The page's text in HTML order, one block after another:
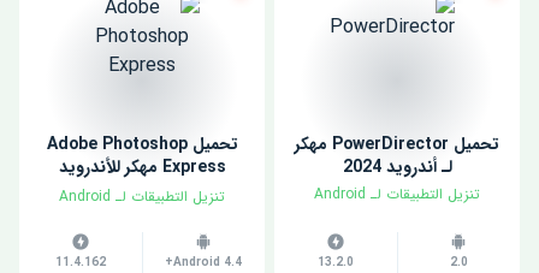
تحميل PowerDirector مهكر
لـ أندرويد 2024
​تنزيل التطبيقات لـ ​Android
2.0
13.2.0
تحميل Adobe Photoshop
Express مهكر للأندرويد
2024
​تنزيل التطبيقات لـ ​Android
Android 4.4+
11.4.162